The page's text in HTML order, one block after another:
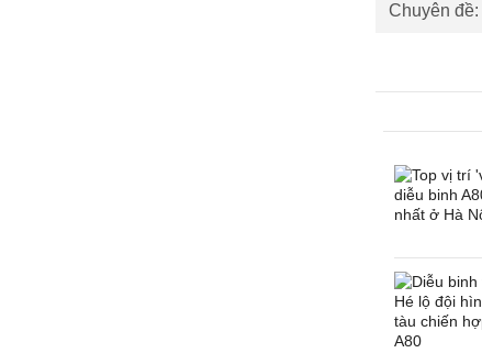
Chuyên đề: